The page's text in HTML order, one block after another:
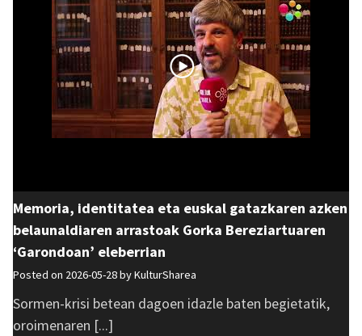
Memoria, identitatea eta euskal gatazkaren azken
belaunaldiaren arrastoak Gorka Bereziartuaren
‘Garondoan’ eleberrian
Posted on 2026-05-28 byKulturSharea
Sormen-krisi betean dagoen idazle baten begietatik,
oroimenaren [...]